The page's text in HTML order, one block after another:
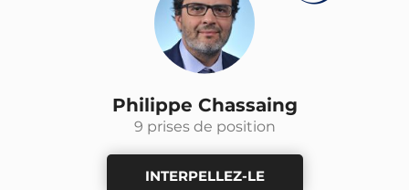
Philippe Chassaing
9 prises de position
INTERPELLEZ-LE